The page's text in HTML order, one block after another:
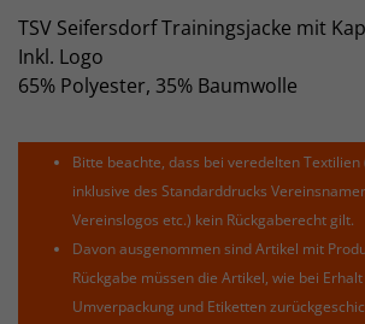
TSV Seifersdorf Trainingsjacke mit
Inkl. Logo
65% Polyester, 35% Baumwolle
Bitte beachte, dass bei veredelten
inklusive des Standarddrucks
Vereinslogos etc.) kein Rückgaberecht gilt.
Davon ausgenommen sind Artikel mit
Rückgabe müssen die Artikel, wie bei
Umverpackung und Etiketten